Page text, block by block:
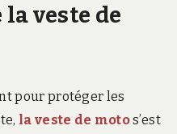
veste de
pour protéger les
la veste de motos’est